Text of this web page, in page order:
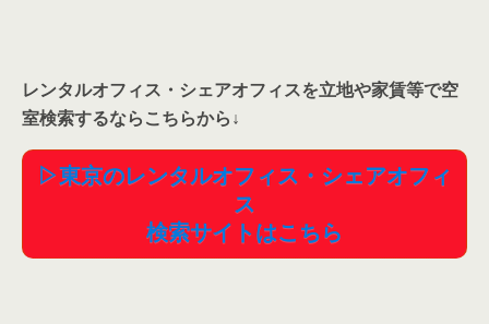
レンタルオフィス・シェアオフィスを立地や家賃等で空
室検索するならこちらから↓
▷東京のレンタルオフィス・シェアオフィ
ス
検索サイトはこちら